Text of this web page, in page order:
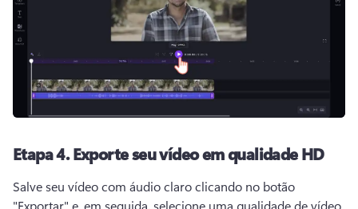
Etapa 4.Exporte seu vídeo em qualidade HD
Salve seu vídeo com áudio claro clicando no botão